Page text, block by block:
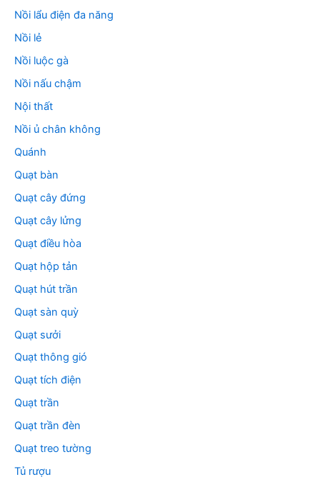
Nồi lẩu điện đa năng
Nồi lẻ
Nồi luộc gà
Nồi nấu chậm
Nội thất
Nồi ủ chân không
Quánh
Quạt bàn
Quạt cây đứng
Quạt cây lửng
Quạt điều hòa
Quạt hộp tản
Quạt hút trần
Quạt sàn quỳ
Quạt sưởi
Quạt thông gió
Quạt tích điện
Quạt trần
Quạt trần đèn
Quạt treo tường
Tủ rượu